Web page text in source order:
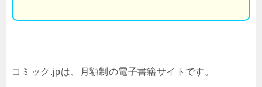
コミック.jpは、月額制の電子書籍サイトです。